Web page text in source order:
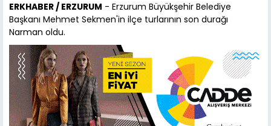
ERKHABER / ERZURUM - Erzurum Büyükşehir Belediye
Başkanı Mehmet Sekmen'in ilçe turlarının son durağı
Narman oldu.